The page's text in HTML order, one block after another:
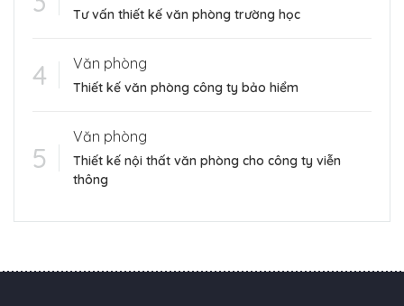
Tư vấn thiết kế văn phòng trường học
Văn phòng
Thiết kế văn phòng công ty bảo hiểm
Văn phòng
Thiết kế nội thất văn phòng cho công ty viễn
thông